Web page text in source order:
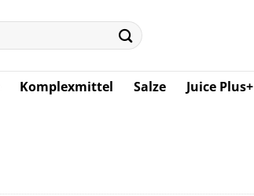
Komplexmittel Salze Juice Plus+